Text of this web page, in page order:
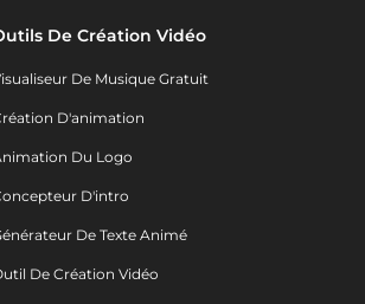
De Création Vidéo
De Musique Gratuit
D'animation
Du Logo
D'intro
De Texte Animé
De Création Vidéo